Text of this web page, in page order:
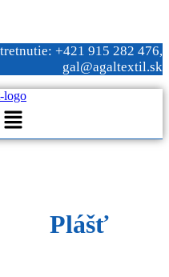
+421 915 282 476,
gal@agaltextil.sk
Plášť